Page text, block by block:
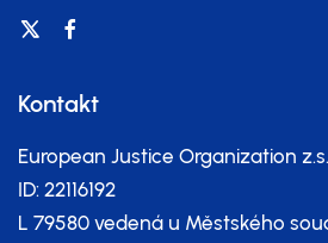
Kontakt
European Justice Organization
ID: 22116192
L 79580 vedená u Městského